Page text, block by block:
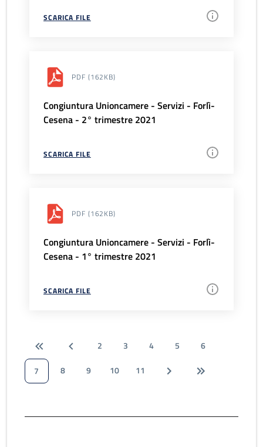
SCARICA FILE
PDF (162KB)
Congiuntura Unioncamere - Servizi - Forlì-
Cesena - 2° trimestre 2021
SCARICA FILE
PDF (162KB)
Congiuntura Unioncamere - Servizi - Forlì-
Cesena - 1° trimestre 2021
SCARICA FILE
2 3 4 5
6
7
8 9 10 11